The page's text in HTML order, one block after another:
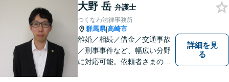
す。お気軽にご相談くださ
い。
大野 岳 弁護士
つくなわ法律事務所
群馬県|高崎市
離婚／相続／借金／交通事故
／刑事事件など、幅広い分野
に対応可能。依頼者さまの状
詳細を見
る